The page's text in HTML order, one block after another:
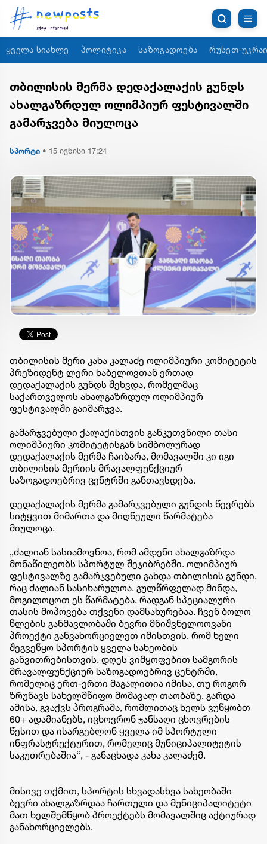
ყველა სიახლე პოლიტიკა საზოგადოება რუსეთ-
თბილისის მერმა დედაქალაქის გუნდს
ახალგაზრდულ ოლიმპიურ ფესტივალში
გამარჯვება მიულოცა
სპორტი • 15 ივნისი 17:24
თბილისის მერი კახა კალაძე ოლიმპიური კომიტეტის
პრეზიდენტ ლერი ხაბელოვთან ერთად
დედაქალაქის გუნდს შეხვდა, რომელმაც
საქართველოს ახალგაზრდულ ოლიმპიურ
ფესტივალში გაიმარჯვა.
გამარჯვებული ქალაქისთვის განკუთვნილი თასი
ოლიმპიური კომიტეტისგან სიმბოლურად
დედაქალაქის მერმა ჩაიბარა, მომავალში კი იგი
თბილისის მერიის მრავალფუნქციურ
საზოგადოებრივ ცენტრში განთავსდება.
დედაქალაქის მერმა გამარჯვებული გუნდის წევრებს
სიტყვით მიმართა და მიღწეული წარმატება
მიულოცა.
„ძალიან სასიამოვნოა, რომ ამდენი ახალგაზრდა
მონაწილეობს სპორტულ შეჯიბრებში. ოლიმპიურ
ფესტივალზე გამარჯვებული გახდა თბილისის გუნდი,
რაც ძალიან სასიხარულოა. გულწრფელად მინდა,
მოგილოცოთ ეს წარმატება, რადგან სპეციალური
თასის მოპოვება თქვენი დამსახურებაა. ჩვენ ბოლო
წლების განმავლობაში ბევრი მნიშვნელოოვანი
პროექტი განვახორციელეთ იმისთვის, რომ ხელი
შეგვეწყო სპორტის ყველა სახეობის
განვითრებისთვის. დღეს ვიმყოფებით სამგორის
მრავალფუნქციურ საზოგადოებრივ ცენტრში,
რომელიც ერთ-ერთი მაგალითია იმისა, თუ როგორ
ზრუნავს სახელმწიფო მომავალ თაობაზე. გარდა
ამისა, გვაქვს პროგრამა, რომლითაც ხელს ვუწყობთ
60+ ადამიანებს, იცხოვრონ ჯანსაღი ცხოვრების
წესით და ისარგებლონ ყველა იმ სპორტული
ინფრასტრუქტურით, რომელიც მუნიციპალიტეტის
საკუთრებაშია“, - განაცხადა კახა კალაძემ.
მისივე თქმით, სპორტის სხვადასხვა სახეობაში
ბევრი ახალგაზრდაა ჩართული და მუნიციპალიტეტი
მათ ხელშემწყობ პროექტებს მომავალშიც აქტიურად
განახორციელებს.